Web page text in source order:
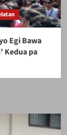
Egi Bawa
Kedua pa